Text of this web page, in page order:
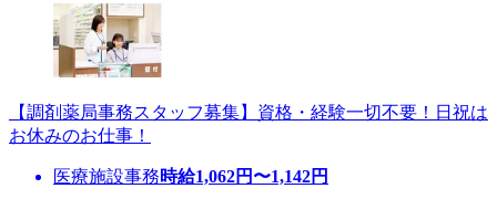
【調剤薬局事務スタッフ募集】資格・経験一切不要！日祝は
お休みのお仕事！
医療施設事務時給1,062円〜1,142円